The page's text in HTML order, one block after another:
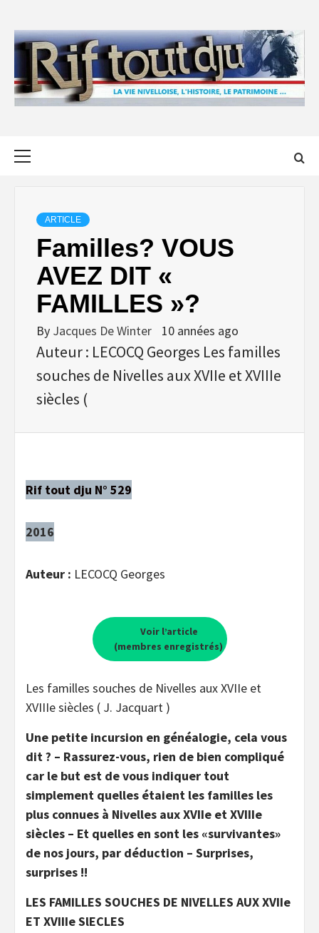
content
ARTICLE
Familles? VOUS
AVEZ DIT «
FAMILLES »?
By Jacques De Winter 10 années ago
Auteur : LECOCQ Georges Les familles
souches de Nivelles aux XVIIe et XVIIIe
siècles (
Rif tout dju N° 529
2016
Auteur : LECOCQ Georges
Voir l’article
(membres enregistrés)
Les familles souches de Nivelles aux XVIIe et
XVIIIe siècles ( J. Jacquart )
Une petite incursion en généalogie, cela vous
dit ? – Rassurez-vous, rien de bien compliqué
car le but est de vous indiquer tout
simplement quelles étaient les familles les
plus connues à Nivelles aux XVIIe et XVIIIe
siècles – Et quelles en sont les «survivantes»
de nos jours, par déduction – Surprises,
surprises !!
LES FAMILLES SOUCHES DE NIVELLES AUX XVIIe
ET XVIIIe SlECLES